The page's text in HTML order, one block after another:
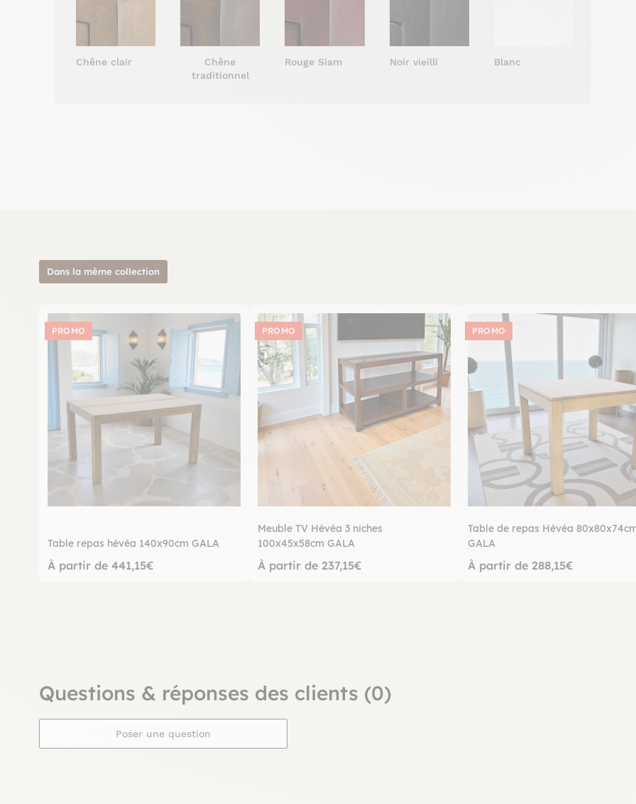
Chêne clair
Chêne
traditionnel
Rouge Siam Noir vieilli Blanc
Dans la même collection
PROMO
Table repas hévéa 140x90cm GALA
À partir de 441,15€
PROMO
Meuble TV Hévéa 3 niches
100x45x58cm GALA
À partir de 237,15€
PROMO
Table de repas Hévéa
GALA
À partir de 288,15€
Questions & réponses des clients (0)
Poser une question